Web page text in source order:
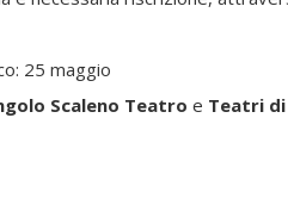
25 maggio
Scaleno Teatro e Teatri